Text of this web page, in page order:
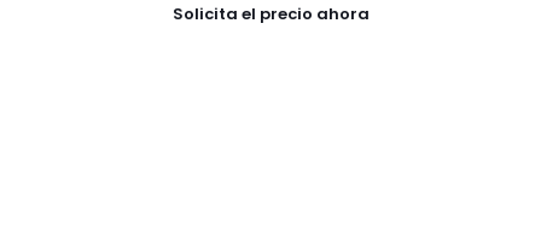
Solicita el precio ahora